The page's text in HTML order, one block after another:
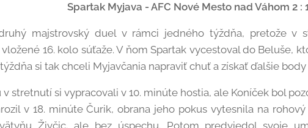
Spartak Myjava - AFC Nové Mesto nad Váhom 2 :
majstrovský duel v rámci jedného týždňa, pretože v
16. kolo súťaže. V ňom Spartak vycestoval do Beluše,
týždňa si tak chceli Myjavčania napraviť chuť a získať ďalšie
v stretnutí si vypracovali v 10. minúte hostia, ale Koníček bol
v 18. minúte Čurik, obrana jeho pokus vytesnila na